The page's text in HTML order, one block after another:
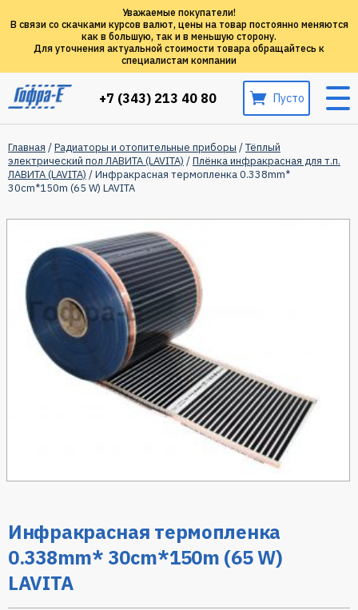
Уважаемые покупатели!
В связи со скачками курсов валют, цены на товар постоянно меняются
как в большую, так и в меньшую сторону.
Для уточнения актуальной стоимости товара обращайтесь к
специалистам компании
+7 (343) 213 40 80 Пусто
Главная /Радиаторы и отопительные приборы /Тёплый
электрический пол ЛАВИТА (LAVITA) /Плёнка инфракрасная для т.п.
ЛАВИТА (LAVITA) / Инфракрасная термопленка 0.338mm*
30cm*150m (65 W) LAVITA
Инфракрасная термопленка
0.338mm* 30cm*150m (65 W)
LAVITA